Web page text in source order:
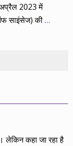
2023 में
साइंसेज) की…
लेकिन कहा जा रहा है